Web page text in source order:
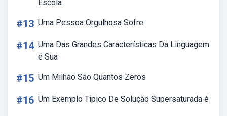
Escola
#13 Uma Pessoa Orgulhosa Sofre
#14 Uma Das Grandes Características Da Linguagem
é Sua
#15 Um Milhão São Quantos Zeros
#16 Um Exemplo Tipico De Solução Supersaturada é